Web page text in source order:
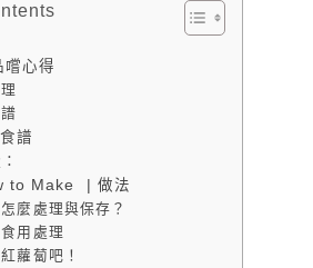
嚐心得
譜
to Make | 做法
麼處理與保存？
用處理
蘿蔔吧！